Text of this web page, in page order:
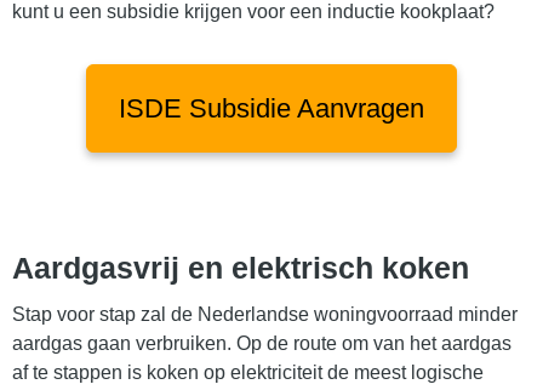
kunt u een subsidie krijgen voor een inductie kookplaat?
ISDE Subsidie Aanvragen
Aardgasvrij en elektrisch koken
Stap voor stap zal de Nederlandse woningvoorraad minder
aardgas gaan verbruiken. Op de route om van het aardgas
af te stappen is koken op elektriciteit de meest logische